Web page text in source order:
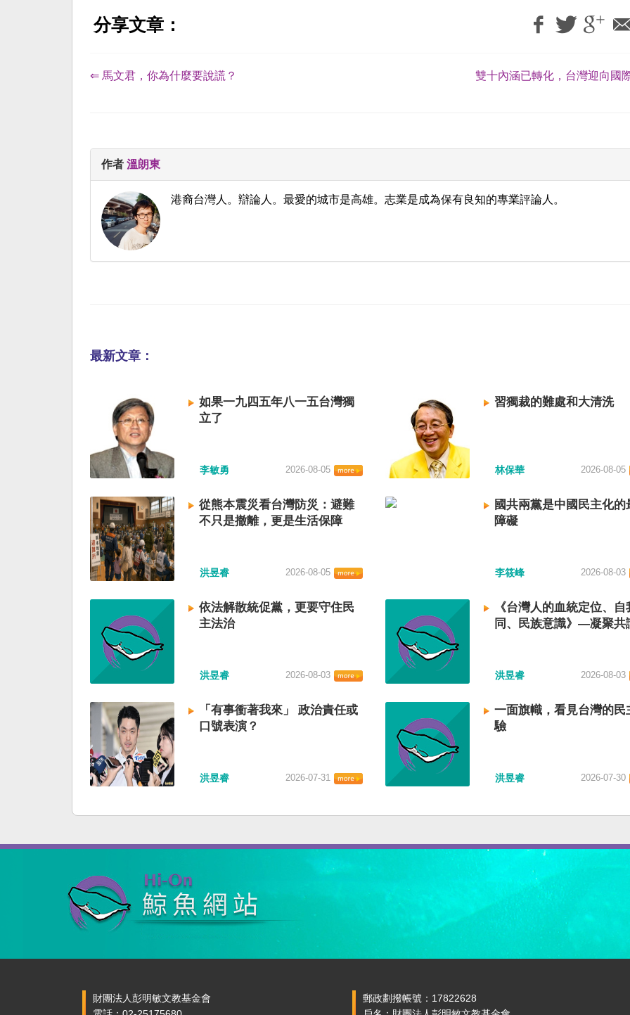
分享文章：
⇐ 馬文君，你為什麼要說謊？ 雙十內涵已轉化，台灣迎向國
作者 溫朗東
港裔台灣人。辯論人。最愛的城市是高雄。志業是成為保有良知的專業評論人。
最新文章：
如果一九四五年八一五台灣獨
立了
李敏勇 2026-08-05
習獨裁的難處和大清洗
林保華 2026-08-05
從熊本震災看台灣防災：避難
不只是撤離，更是生活保障
洪昱睿 2026-08-05
國共兩黨是中國民主化的
障礙
李筱峰 2026-08-03
依法解散統促黨，更要守住民
主法治
洪昱睿 2026-08-03
《台灣人的血統定位、自
同、民族意識》—凝聚共
洪昱睿 2026-08-03
「有事衝著我來」 政治責任或
口號表演？
洪昱睿 2026-07-31
一面旗幟，看見台灣的民
驗
洪昱睿 2026-07-30
財團法人彭明敏文教基金會
郵政劃撥帳號：17822628